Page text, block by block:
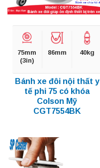
75mm
(3in)
86mm 40kg
Bánh xe đôi nội thất y
tế phi 75 có khóa
Colson Mỹ
CGT7554BK